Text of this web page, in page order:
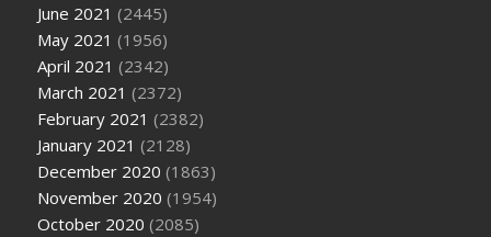
June 2021 (2445)
May 2021 (1956)
April 2021 (2342)
March 2021 (2372)
February 2021 (2382)
January 2021 (2128)
December 2020 (1863)
November 2020 (1954)
October 2020 (2085)